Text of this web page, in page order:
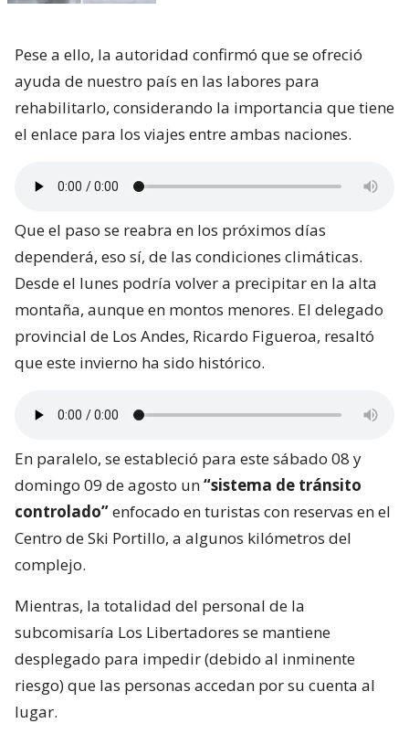
Pese a ello, la autoridad confirmó que se ofreció
ayuda de nuestro país en las labores para
rehabilitarlo, considerando la importancia que tiene
el enlace para los viajes entre ambas naciones.
Que el paso se reabra en los próximos días
dependerá, eso sí, de las condiciones climáticas.
Desde el lunes podría volver a precipitar en la alta
montaña, aunque en montos menores. El delegado
provincial de Los Andes, Ricardo Figueroa, resaltó
que este invierno ha sido histórico.
En paralelo, se estableció para este sábado 08 y
domingo 09 de agosto un“sistema de tránsito
controlado”enfocado en turistas con reservas en el
Centro de Ski Portillo, a algunos kilómetros del
complejo.
Mientras, la totalidad del personal de la
subcomisaría Los Libertadores se mantiene
desplegado para impedir (debido al inminente
riesgo) que las personas accedan por su cuenta al
lugar.